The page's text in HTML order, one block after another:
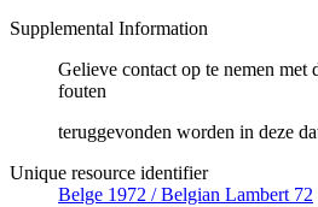
Supplemental Information
Gelieve contact op te nemen met
fouten
teruggevonden worden in deze
Unique resource identifier
Belge 1972 / Belgian Lambert 72